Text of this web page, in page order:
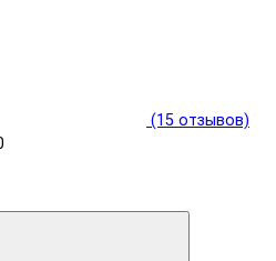
(15 отзывов)